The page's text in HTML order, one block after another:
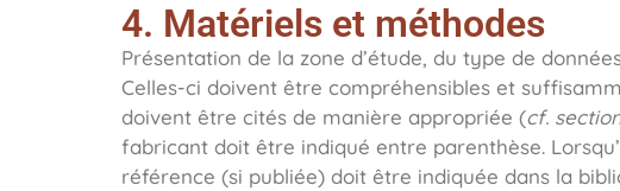
4. Matériels et méthodes
Présentation de la zone d’étude, du type de
Celles-ci doivent être compréhensibles et
doivent être cités de manière appropriée (cf.
fabricant doit être indiqué entre parenthèse.
référence (si publiée) doit être indiquée dans la